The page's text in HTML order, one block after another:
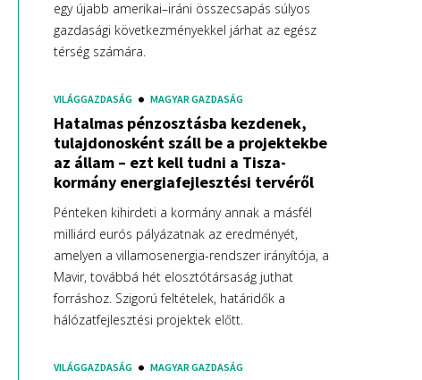
egy újabb amerikai–iráni összecsapás súlyos
gazdasági következményekkel járhat az egész
térség számára.
VILÁGGAZDASÁG MAGYAR GAZDASÁG
Hatalmas pénzosztásba kezdenek,
tulajdonosként száll be a projektekbe
az állam – ezt kell tudni a Tisza-
kormány energiafejlesztési tervéről
Pénteken kihirdeti a kormány annak a másfél
milliárd eurós pályázatnak az eredményét,
amelyen a villamosenergia-rendszer irányítója, a
Mavir, továbbá hét elosztótársaság juthat
forráshoz. Szigorú feltételek, határidők a
hálózatfejlesztési projektek előtt.
VILÁGGAZDASÁG MAGYAR GAZDASÁG